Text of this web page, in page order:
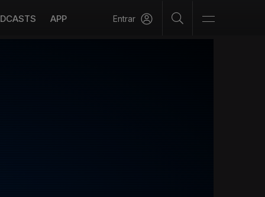
APP Entrar